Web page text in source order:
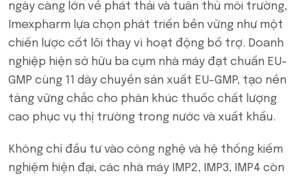
ngày càng lớn về phát thải và tuân thủ môi trường,
Imexpharm lựa chọn phát triển bền vững như một
chiến lược cốt lõi thay vì hoạt động bổ trợ. Doanh
nghiệp hiện sở hữu ba cụm nhà máy đạt chuẩn EU-
GMP cùng 11 dây chuyền sản xuất EU-GMP, tạo nền
tảng vững chắc cho phân khúc thuốc chất lượng
cao phục vụ thị trường trong nước và xuất khẩu.
Không chỉ đầu tư vào công nghệ và hệ thống kiểm
nghiệm hiện đại, các nhà máy IMP2, IMP3, IMP4 còn